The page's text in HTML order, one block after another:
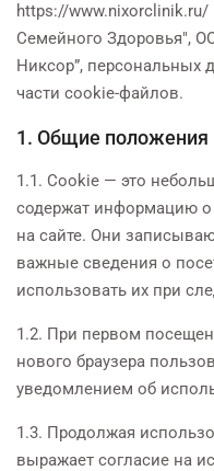
https://
Семейного Здоровья",
Никсор”, персональных
части cookie-файлов.
1. Общие положения
1.1. Cookie — это
содержат информацию о
на сайте. Они
важные сведения о
использовать их при
1.2. При первом
нового браузера
уведомлением об
1.3. Продолжая
выражает согласие на